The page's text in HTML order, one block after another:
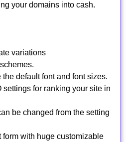
your domains into cash.
variations
default font and font sizes.
settings for ranking your site in
be changed from the setting
form with huge customizable